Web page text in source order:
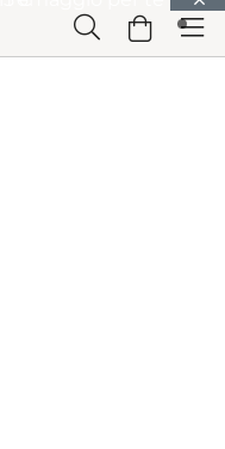
principale
Vai a Piè di